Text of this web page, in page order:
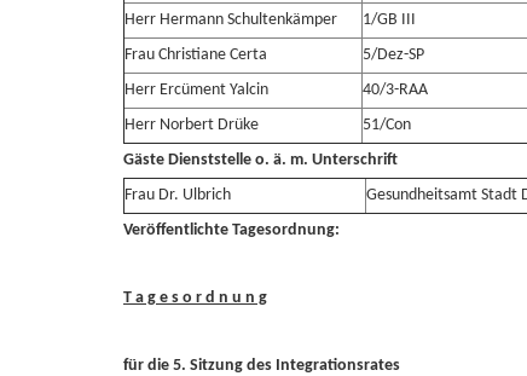
Herr Hermann Schultenkämper
1/GB III
Frau Christiane Certa
5/Dez-SP
Herr Ercüment Yalcin
40/3-RAA
Herr Norbert Drüke
51/Con
Gäste Dienststelle o. ä. m. Unterschrift
Frau Dr. Ulbrich
Gesundheitsamt Stadt
Veröffentlichte Tagesordnung:
T a g e s o r d n u n g
für die 5. Sitzung des Integrationsrates